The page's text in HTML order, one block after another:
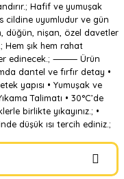
Hafif ve yumuşak
cildine uyumludur ve gün
düğün, nişan, özel davetler
şık hem rahat
yer edinecek.; ⸻ Ürün
dantel ve fırfır detay •
yapısı • Yumuşak ve
Talimatı • 30°C’de
birlikte yıkayınız.; •
düşük ısı tercih ediniz.;